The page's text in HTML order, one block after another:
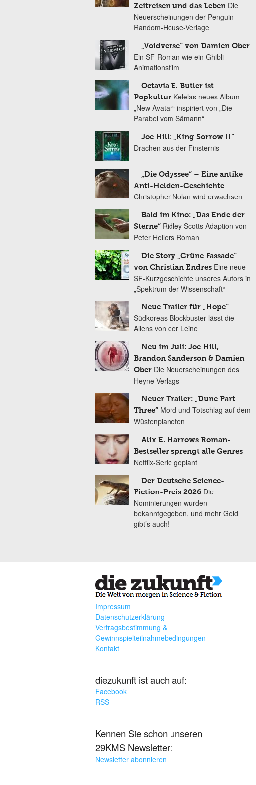
Zeitreisen und das Leben Die
Neuerscheinungen der Penguin-
Random-House-Verlage
„Voidverse“ von Damien Ober
Ein SF-Roman wie ein Ghibli-
Animationsfilm
Octavia E. Butler ist
Popkultur Kelelas neues Album
„New Avatar“ inspiriert von „Die
Parabel vom Sämann“
Joe Hill: „King Sorrow II“
Drachen aus der Finsternis
„Die Odyssee“ – Eine antike
Anti-Helden-Geschichte
Christopher Nolan wird erwachsen
Bald im Kino: „Das Ende der
Sterne“ Ridley Scotts Adaption von
Peter Hellers Roman
Die Story „Grüne Fassade“
von Christian Endres Eine neue
SF-Kurzgeschichte unseres Autors in
„Spektrum der Wissenschaft“
Neue Trailer für „Hope“
Südkoreas Blockbuster lässt die
Aliens von der Leine
Neu im Juli: Joe Hill,
Brandon Sanderson & Damien
Ober Die Neuerscheinungen des
Heyne Verlags
Neuer Trailer: „Dune Part
Three“ Mord und Totschlag auf dem
Wüstenplaneten
Alix E. Harrows Roman-
Bestseller sprengt alle Genres
Netflix-Serie geplant
Der Deutsche Science-
Fiction-Preis 2026 Die
Nominierungen wurden
bekanntgegeben, und mehr Geld
gibt’s auch!
Impressum
Datenschutzerklärung
Vertragsbestimmung &
Gewinnspielteilnahmebedingungen
Kontakt
diezukunft ist auch auf:
Facebook
RSS
Kennen Sie schon unseren
29KMS Newsletter:
Newsletter abonnieren